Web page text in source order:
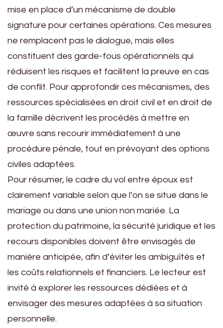
mise en place d’un mécanisme de double
signature pour certaines opérations. Ces mesures
ne remplacent pas le dialogue, mais elles
constituent des garde-fous opérationnels qui
réduisent les risques et facilitent la preuve en cas
de conflit. Pour approfondir ces mécanismes, des
ressources spécialisées en droit civil et en droit de
la famille décrivent les procédés à mettre en
œuvre sans recourir immédiatement à une
procédure pénale, tout en prévoyant des options
civiles adaptées.
Pour résumer, le cadre du vol entre époux est
clairement variable selon que l’on se situe dans le
mariage ou dans une union non mariée. La
protection du patrimoine, la sécurité juridique et les
recours disponibles doivent être envisagés de
manière anticipée, afin d’éviter les ambiguïtés et
les coûts relationnels et financiers. Le lecteur est
invité à explorer les ressources dédiées et à
envisager des mesures adaptées à sa situation
personnelle.